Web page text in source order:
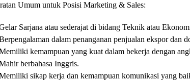
Umum untuk Posisi Marketing & Sales:
Sarjana atau sederajat di bidang Teknik atau
dalam penanganan penjualan ekspor dan
kemampuan yang kuat dalam bekerja dengan
berbahasa Inggris.
sikap kerja dan kemampuan komunikasi yang